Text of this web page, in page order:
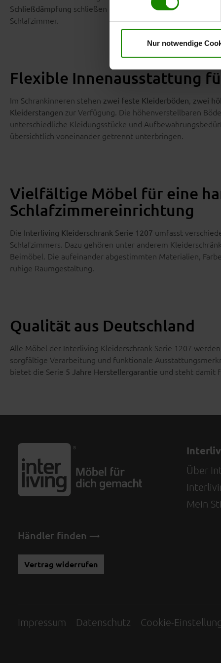
erteilte Einwilligung
Nur notwendige
Schließdämpfung schließen die Türen sanft und leise. Dies
Schlafzimmer.
Flexible Innenausstattung
Im Schrankinneren stehen zwei feste Kleiderböden, zwei
Kleiderstangen zur Verfügung. Die höhenverstellbaren
unterschiedliche Kleidungsstücke und
übersichtlich voneinander getrennt unterbringen.
Vielfältige Möbel für eine
Schlafzimmereinrichtung
Die Interliving Kleiderschrank Serie 1207 umfasst
Schlafzimmers. Dazu gehören unter anderem
Beimöbel. Die aufeinander abgestimmten Materialien,
ruhige Raumgestaltung.
Qualität aus Deutschland
Alle Möbel der Interliving Kleiderschrank Serie 1207 werden
sorgfältige Verarbeitung und funktionale
bietet die Serie 5 Jahre Herstellergarantie und steht damit
Händler finden
Vertrag widerrufen
Über
Mein
Impressum Datenschutz Cookie-